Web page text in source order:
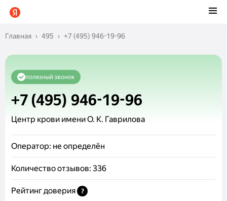
Главная 495 +7 (495) 946-19-96
полезный звонок
+7 (495) 946-19-96
Центр крови имени О. К. Гаврилова
Оператор: не определён
Количество отзывов: 336
Рейтинг доверия ?